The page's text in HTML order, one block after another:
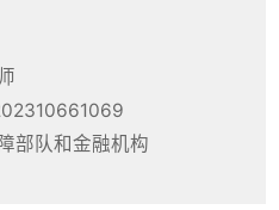
部队和金融机构